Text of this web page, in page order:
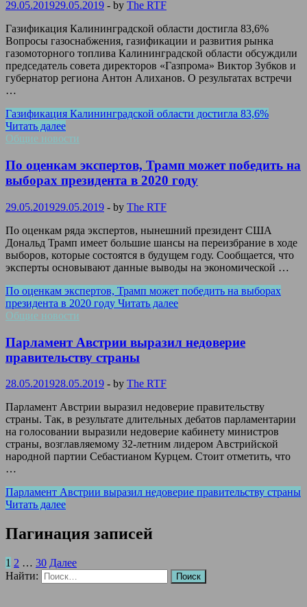
29.05.201929.05.2019 - by The RTF
Газификация Калининградской области достигла 83,6%
Вопросы газоснабжения, газификации и развития рынка
газомоторного топлива Калининградской области обсуждили
председатель совета директоров «Газпрома» Виктор Зубков и
губернатор региона Антон Алиханов. О результатах встречи
…
Газификация Калининградской области достигла 83,6%
Читать далее
Общие новости
По оценкам экспертов, Трамп может победить на
выборах президента в 2020 году
29.05.201929.05.2019 - by The RTF
По оценкам ряда экспертов, нынешний президент США
Дональд Трамп имеет большие шансы на переизбрание в ходе
выборов, которые состоятся в будущем году. Сообщается, что
эксперты основывают данные выводы на экономической …
По оценкам экспертов, Трамп может победить на выборах
президента в 2020 году Читать далее
Общие новости
Парламент Австрии выразил недоверие
правительству страны
28.05.201928.05.2019 - by The RTF
Парламент Австрии выразил недоверие правительству
страны. Так, в результате длительных дебатов парламентарии
на голосовании выразили недоверие кабинету министров
страны, возглавляемому 32-летним лидером Австрийской
народной партии Себастианом Курцем. Стоит отметить, что
…
Парламент Австрии выразил недоверие правительству страны
Читать далее
Пагинация записей
1 2 … 30 Далее
Найти: